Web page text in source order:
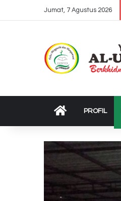
Jumat, 7 Agustus 2026
BERANDA
PROFIL